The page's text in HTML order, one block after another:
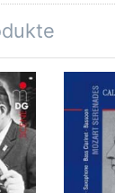
vor allem
viel voraus –
Flexibilität.
Liebhaber der
sind verblüfft
der Brillanz,
den oft
Kein
mit der Alten